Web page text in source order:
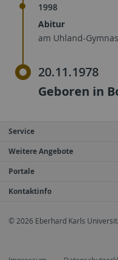
1998
Abitur
am Uhland-
20.11.1978
Geboren in
Service
Weitere Angebote
Portale
Kontaktinfo
© 2026 Eberhard Karls